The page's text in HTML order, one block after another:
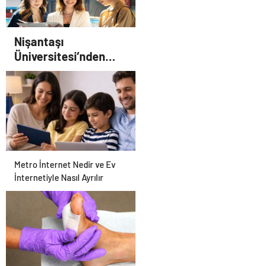
Nişantaşı
Üniversitesi’nden
2026 YKS Adaylarına
Çifte Güvence: Sabit
Ücret ve Kesintisiz
Burs
Metro İnternet Nedir ve Ev
İnternetiyle Nasıl Ayrılır